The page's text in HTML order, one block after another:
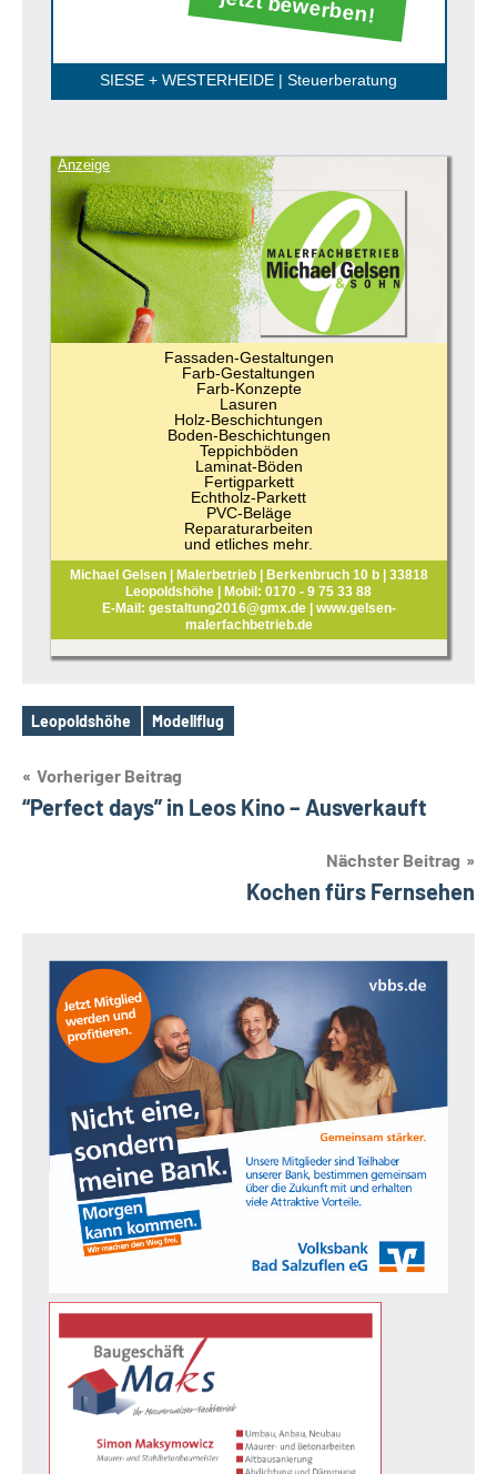
SIESE + WESTERHEIDE | Steuerberatung
Anzeige
Fassaden-Gestaltungen
Farb-Gestaltungen
Farb-Konzepte
Lasuren
Holz-Beschichtungen
Boden-Beschichtungen
Teppichböden
Laminat-Böden
Fertigparkett
Echtholz-Parkett
PVC-Beläge
Reparaturarbeiten
und etliches mehr.
Michael Gelsen | Malerbetrieb | Berkenbruch 10 b | 33818
Leopoldshöhe | Mobil: 0170 - 9 75 33 88
E-Mail: gestaltung2016@gmx.de | www.gelsen-
malerfachbetrieb.de
Schlagwörter
Leopoldshöhe Modellflug
Beitragsnavigation
Vorheriger Beitrag
“Perfect days” in Leos Kino – Ausverkauft
Nächster Beitrag
Kochen fürs Fernsehen